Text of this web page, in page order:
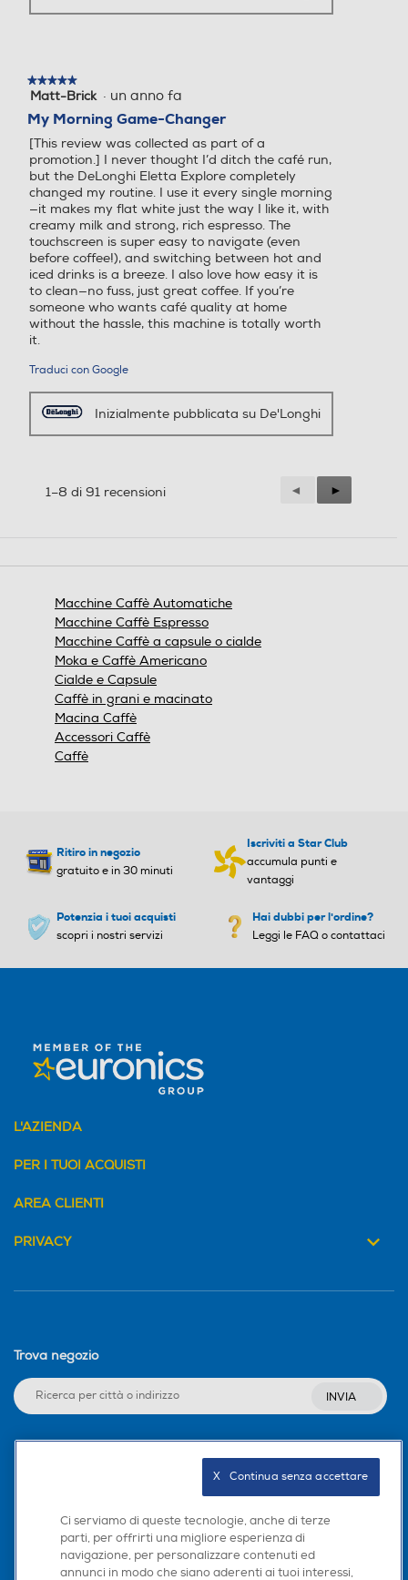
★★★★★
★★★★★
5
5
stelle.
Matt-Brick · un anno fa
My Morning Game-Changer
[This review was collected as part of a
promotion.] I never thought I’d ditch the café run,
but the DeLonghi Eletta Explore completely
changed my routine. I use it every single morning
—it makes my flat white just the way I like it, with
creamy milk and strong, rich espresso. The
touchscreen is super easy to navigate (even
before coffee!), and switching between hot and
iced drinks is a breeze. I also love how easy it is
to clean—no fuss, just great coffee. If you’re
someone who wants café quality at home
without the hassle, this machine is totally worth
it.
Traduci con Google
Inizialmente pubblicata su De'Longhi
1–8 di 91 recensioni
Precedente
Reviews
◄
Successiva
Reviews
►
Macchine Caffè Automatiche
Macchine Caffè Espresso
Macchine Caffè a capsule o cialde
Moka e Caffè Americano
Cialde e Capsule
Caffè in grani e macinato
Macina Caffè
Accessori Caffè
Caffè
Ritiro in negozio
gratuito e in 30 minuti
Iscriviti a Star Club
accumula punti e
vantaggi
Potenzia i tuoi acquisti
scopri i nostri servizi
Hai dubbi per l'ordine?
Leggi le FAQ o contattaci
L'AZIENDA
PER I TUOI ACQUISTI
AREA CLIENTI
PRIVACY
Trova negozio
INVIA
Scarica la nostra app
Ci serviamo di queste tecnologie, anche di terze
parti, per offrirti una migliore esperienza di
navigazione, per personalizzare contenuti ed
annunci in modo che siano aderenti ai tuoi interessi,
X   Continua senza accettare